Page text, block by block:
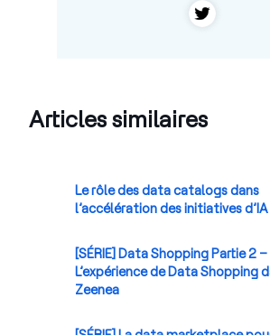
Articles similaires
Le rôle des data catalogs dans
l’accélération des initiatives d’IA
[SÉRIE] Data Shopping Partie 2 –
L’expérience de Data Shopping
Zeenea